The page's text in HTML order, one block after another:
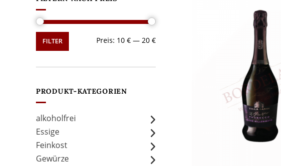
Min.
Max.
FILTER Preis: 10 €— 20 €
PRODUKT-KATEGORIEN
alkoholfrei
Essige
Feinkost
Gewürze